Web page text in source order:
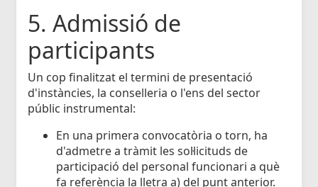
5. Admissió de
participants
Un cop finalitzat el termini de presentació
d'instàncies, la conselleria o l'ens del sector
públic instrumental:
En una primera convocatòria o torn, ha
d'admetre a tràmit les sol·licituds de
participació del personal funcionari a què
fa referència la lletra a) del punt anterior.